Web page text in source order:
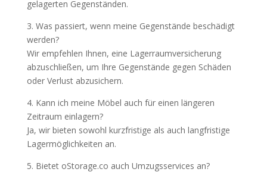
gelagerten Gegenständen.
3. Was passiert, wenn meine Gegenstände beschädigt
werden?
Wir empfehlen Ihnen, eine Lagerraumversicherung
abzuschließen, um Ihre Gegenstände gegen Schäden
oder Verlust abzusichern.
4. Kann ich meine Möbel auch für einen längeren
Zeitraum einlagern?
Ja, wir bieten sowohl kurzfristige als auch langfristige
Lagermöglichkeiten an.
5. Bietet oStorage.co auch Umzugsservices an?